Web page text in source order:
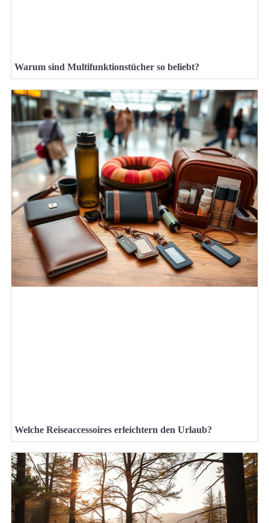
Warum sind Multifunktionstücher so beliebt?
Welche Reiseaccessoires erleichtern den Urlaub?